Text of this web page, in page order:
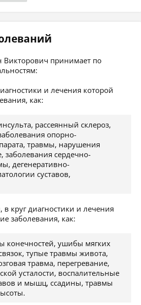
Викторович принимает по
и лечения которой
как:
рассеянный склероз,
опорно-
травмы, нарушения
заболевания сердечно-
дегенеративно-
суставов,
, в круг диагностики и лечения
заболевания, как:
конечностей, ушибы мягких
тупые травмы живота,
травма, перегревание,
усталости, воспалительные
и мышц, ссадины, травмы